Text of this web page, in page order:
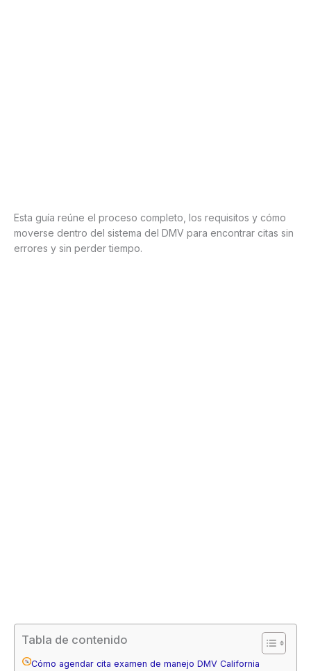
Esta guía reúne el proceso completo, los requisitos y cómo
moverse dentro del sistema del DMV para encontrar citas sin
errores y sin perder tiempo.
Tabla de contenido
Cómo agendar cita examen de manejo DMV California